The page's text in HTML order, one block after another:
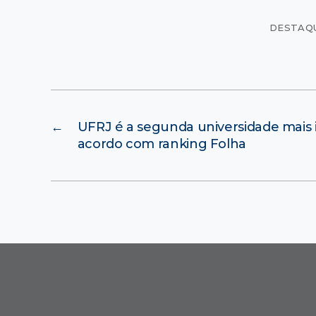
←
UFRJ é a segunda universidade
acordo com ranking Folha